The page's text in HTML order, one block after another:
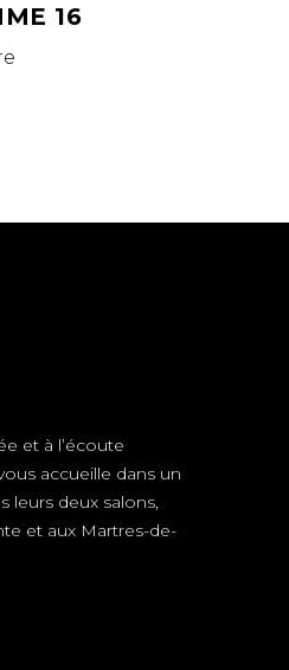
16
et à l’écoute
accueille dans un
leurs deux salons,
et aux Martres-de-